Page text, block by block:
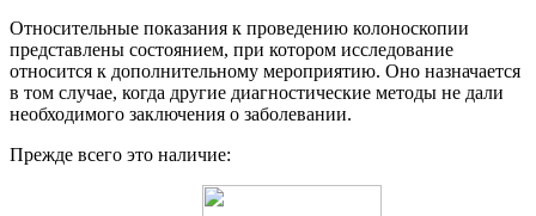
Относительные показания к проведению колоноскопии
представлены состоянием, при котором исследование
относится к дополнительному мероприятию. Оно назначается
в том случае, когда другие диагностические методы не дали
необходимого заключения о заболевании.
Прежде всего это наличие: